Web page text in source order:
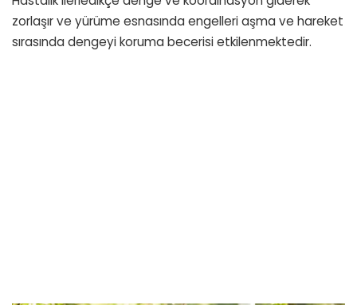
zorlaşır ve yürüme esnasında engelleri aşma ve hareket
sırasında dengeyi koruma becerisi etkilenmektedir.